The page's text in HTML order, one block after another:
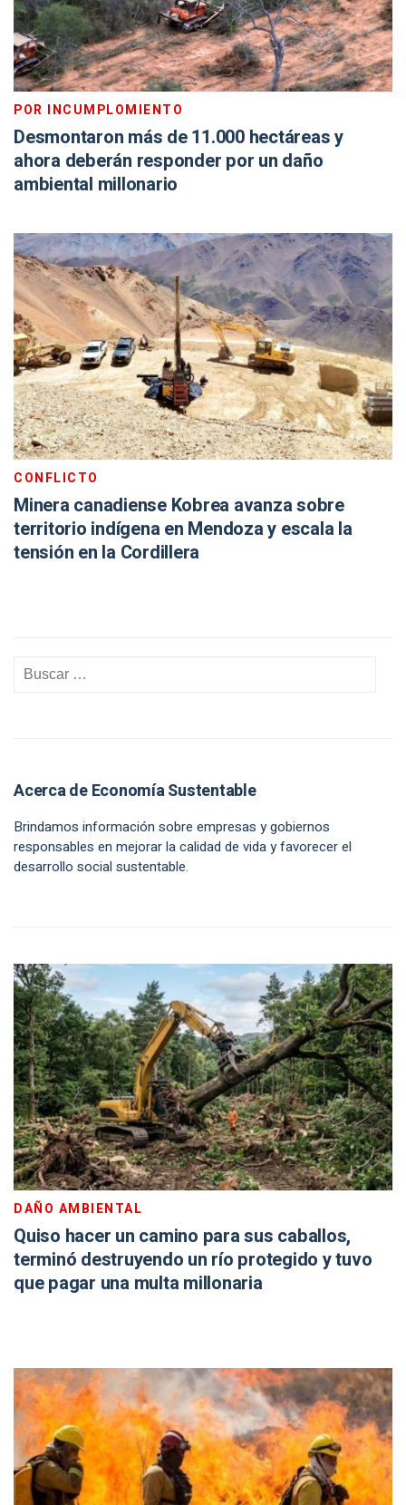
POR INCUMPLOMIENTO
Desmontaron más de 11.000 hectáreas y
ahora deberán responder por un daño
ambiental millonario
CONFLICTO
Minera canadiense Kobrea avanza sobre
territorio indígena en Mendoza y escala la
tensión en la Cordillera
Acerca de Economía Sustentable
Brindamos información sobre empresas y gobiernos
responsables en mejorar la calidad de vida y favorecer el
desarrollo social sustentable.
DAÑO AMBIENTAL
Quiso hacer un camino para sus caballos,
terminó destruyendo un río protegido y tuvo
que pagar una multa millonaria